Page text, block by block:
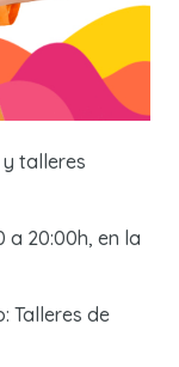
talleres
a 20:00h, en la
Talleres de